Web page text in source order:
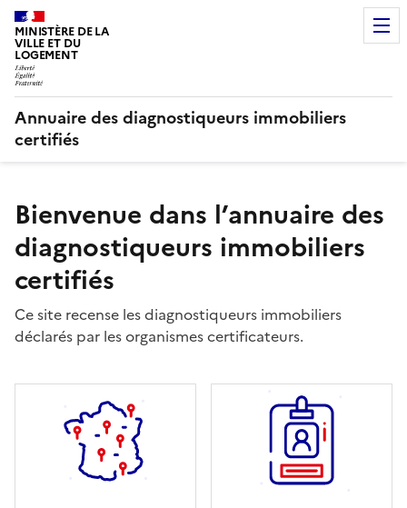
MINISTÈRE DE LA
VILLE ET DU
LOGEMENT
Annuaire des diagnostiqueurs immobiliers
certifiés
Bienvenue dans l’annuaire des
diagnostiqueurs immobiliers
certifiés
Ce site recense les diagnostiqueurs immobiliers
déclarés par les organismes certificateurs.